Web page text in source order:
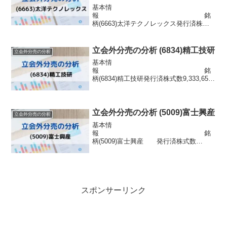
基本情
報 銘
柄(6663)太洋テクノレックス発行済株式
金3円目的株式の流動性の向上株主優待な
し分売情報 発表日 202...
立会外分売の分析 立会外分売の分析 (6834)精工技研
基本情
報 銘
柄(6834)精工技研発行済株式数9,333,654
報 発表日 2023年6月...
立会外分売の分析 立会外分売の分析 (5009)富士興産
基本情
報 銘
柄(5009)富士興産 発行済株式数
スポンサーリンク